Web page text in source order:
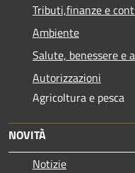
Tributi,finanze e
Ambiente
Salute, benessere e
Autorizzazioni
Agricoltura e pesca
NOVITÀ
Notizie